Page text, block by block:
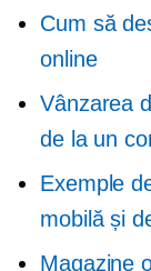
Cum să
online
Vânzarea
de la un
Exemple
mobilă și
Magazine